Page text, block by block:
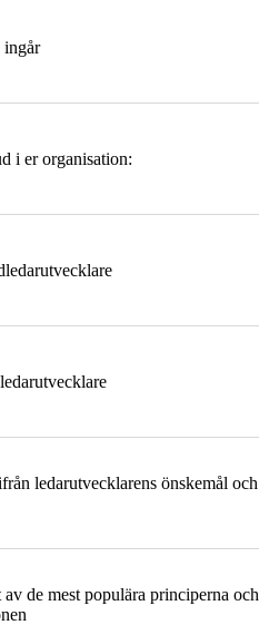
ingår
i er organisation:
ledarutvecklarens önskemål och
de mest populära principerna och